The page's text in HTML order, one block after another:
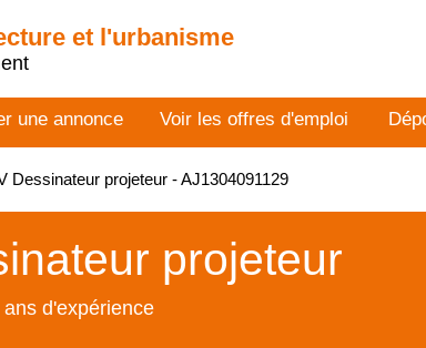
et l'urbanisme
une annonce Voir les offres d'emploi
Dessinateur projeteur - AJ1304091129
projeteur
d'expérience